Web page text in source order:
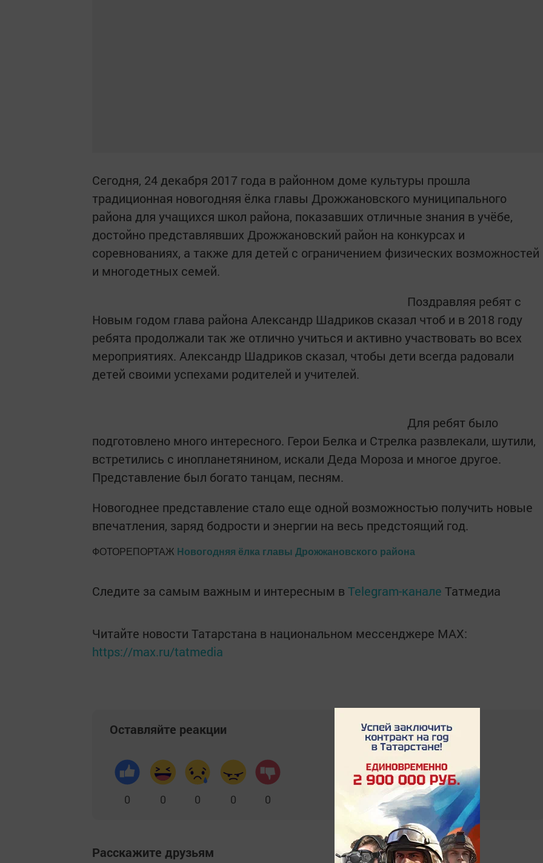
Сегодня, 24 декабря 2017 года в районном доме культуры прошла
традиционная новогодняя ёлка главы Дрожжановского муниципального
района для учащихся школ района, показавших отличные знания в учёбе,
достойно представлявших Дрожжановский район на конкурсах и
соревнованиях, а также для детей с ограничением физических возможностей
и многодетных семей.
Поздравляя ребят с
Новым годом глава района Александр Шадриков сказал чтоб и в 2018 году
ребята продолжали так же отлично учиться и активно участвовать во всех
мероприятиях. Александр Шадриков сказал, чтобы дети всегда радовали
детей своими успехами родителей и учителей.
Для ребят было
подготовлено много интересного. Герои Белка и Стрелка развлекали, шутили,
встретились с инопланетянином, искали Деда Мороза и многое другое.
Представление был богато танцам, песням.
Новогоднее представление стало еще одной возможностью получить новые
впечатления, заряд бодрости и энергии на весь предстоящий год.
ФОТОРЕПОРТАЖ Новогодняя ёлка главы Дрожжановского района
Следите за самым важным и интересным в Telegram-канале Татмедиа
Читайте новости Татарстана в национальном мессенджере MАХ:
https://max.ru/tatmedia
Оставляйте реакции
0 0 0 0 0
Расскажите друзьям